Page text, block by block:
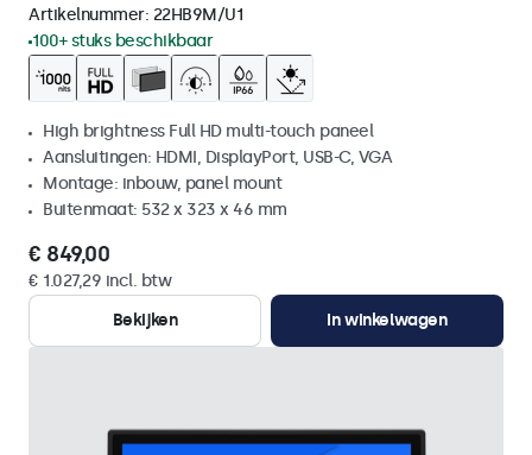
Artikelnummer: 22HB9M/U1
100+ stuks beschikbaar
High brightness Full HD multi-touch paneel
Aansluitingen: HDMI, DisplayPort, USB-C, VGA
Montage: inbouw, panel mount
Buitenmaat: 532 x 323 x 46 mm
€ 849,00
€ 1.027,29 incl. btw
Bekijken
In winkelwagen